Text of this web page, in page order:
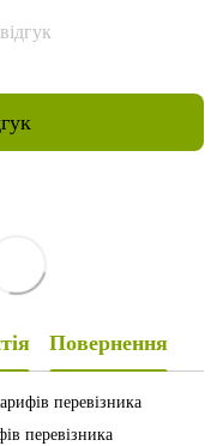
Повернення
перевізника
перевізника